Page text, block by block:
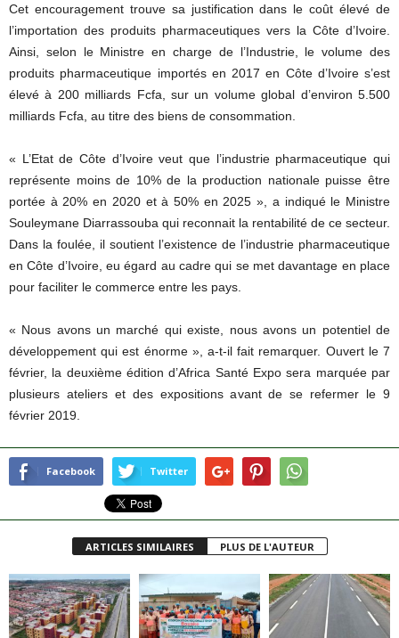
Cet encouragement trouve sa justification dans le coût élevé de
l’importation des produits pharmaceutiques vers la Côte d’Ivoire.
Ainsi, selon le Ministre en charge de l’Industrie, le volume des
produits pharmaceutique importés en 2017 en Côte d’Ivoire s’est
élevé à 200 milliards Fcfa, sur un volume global d’environ 5.500
milliards Fcfa, au titre des biens de consommation.
« L’Etat de Côte d’Ivoire veut que l’industrie pharmaceutique qui
représente moins de 10% de la production nationale puisse être
portée à 20% en 2020 et à 50% en 2025 », a indiqué le Ministre
Souleymane Diarrassouba qui reconnait la rentabilité de ce secteur.
Dans la foulée, il soutient l’existence de l’industrie pharmaceutique
en Côte d’Ivoire, eu égard au cadre qui se met davantage en place
pour faciliter le commerce entre les pays.
« Nous avons un marché qui existe, nous avons un potentiel de
développement qui est énorme », a-t-il fait remarquer. Ouvert le 7
février, la deuxième édition d’Africa Santé Expo sera marquée par
plusieurs ateliers et des expositions avant de se refermer le 9
février 2019.
Facebook Twitter
ARTICLES SIMILAIRES PLUS DE L'AUTEUR